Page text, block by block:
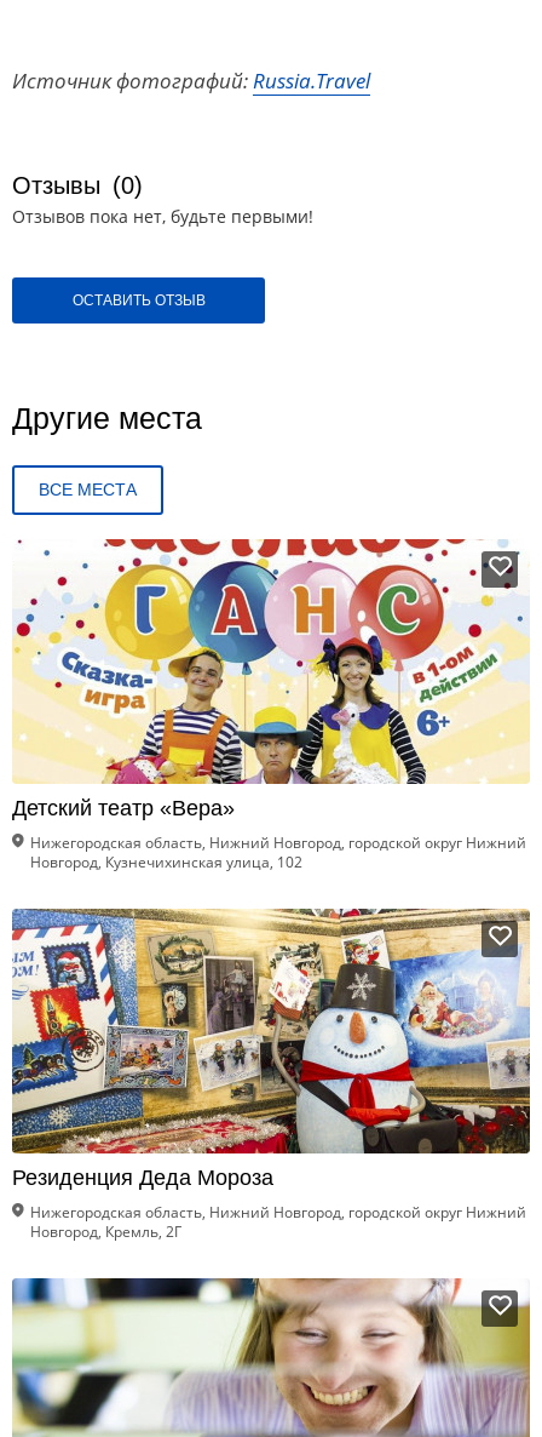
Источник фотографий:Russia.Travel
Отзывы (0)
Отзывов пока нет, будьте первыми!
ОСТАВИТЬ ОТЗЫВ
Другие места
ВСЕ МЕСТА
Детский театр «Вера»
Нижегородская область, Нижний Новгород, городской округ Нижний
Новгород, Кузнечихинская улица, 102
Резиденция Деда Мороза
Нижегородская область, Нижний Новгород, городской округ Нижний
Новгород, Кремль, 2Г